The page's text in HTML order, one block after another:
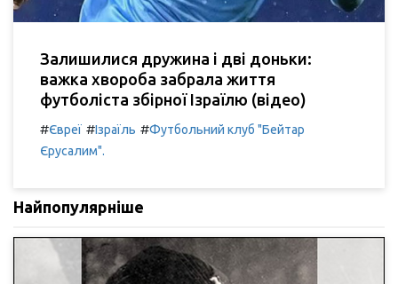
Залишилися дружина і дві доньки:
важка хвороба забрала життя
футболіста збірної Ізраїлю (відео)
#Євреї #Ізраїль #Футбольний клуб "Бейтар
Єрусалим".
Найпопулярніше